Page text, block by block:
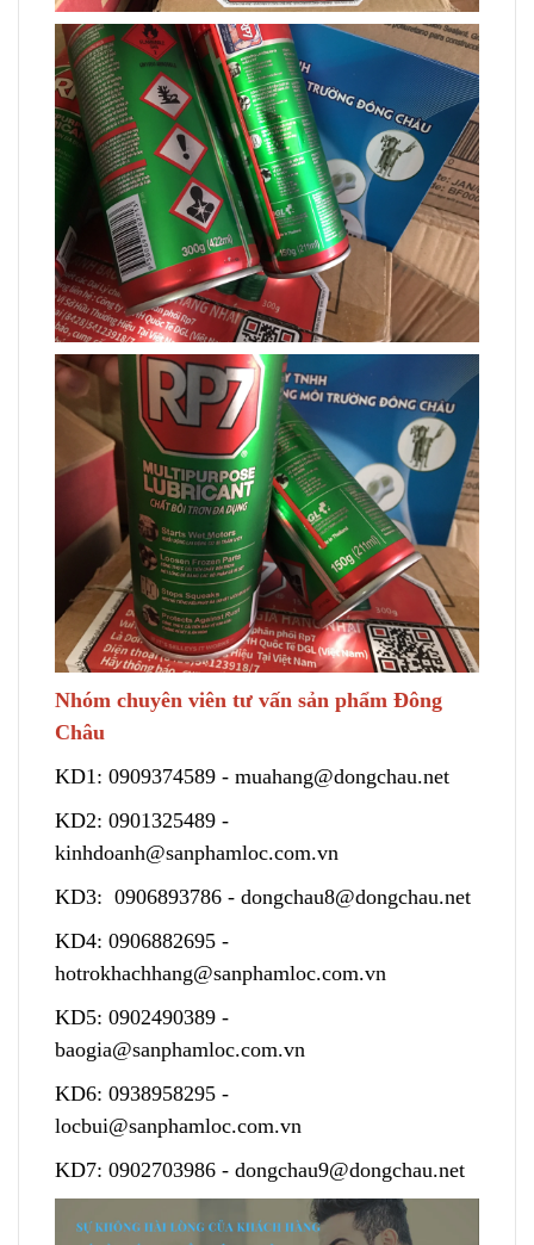
Nhóm chuyên viên tư vấn sản phẩm Đông
Châu
KD1: 0909374589 - muahang@dongchau.net
KD2: 0901325489 -
kinhdoanh@sanphamloc.com.vn
KD3: 0906893786 - dongchau8@dongchau.net
KD4: 0906882695 -
hotrokhachhang@sanphamloc.com.vn
KD5: 0902490389 -
baogia@sanphamloc.com.vn
KD6: 0938958295 -
locbui@sanphamloc.com.vn
KD7: 0902703986 - dongchau9@dongchau.net